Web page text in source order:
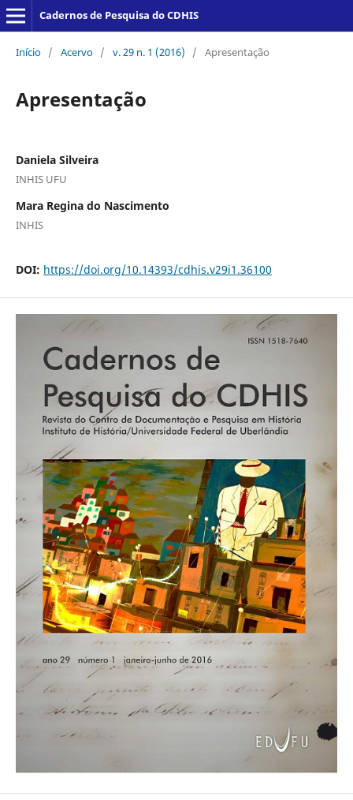
Cadernos de Pesquisa do CDHIS
Início / Acervo / v. 29 n. 1 (2016) / Apresentação
Apresentação
Daniela Silveira
INHIS UFU
Mara Regina do Nascimento
INHIS
DOI: https://doi.org/10.14393/cdhis.v29i1.36100